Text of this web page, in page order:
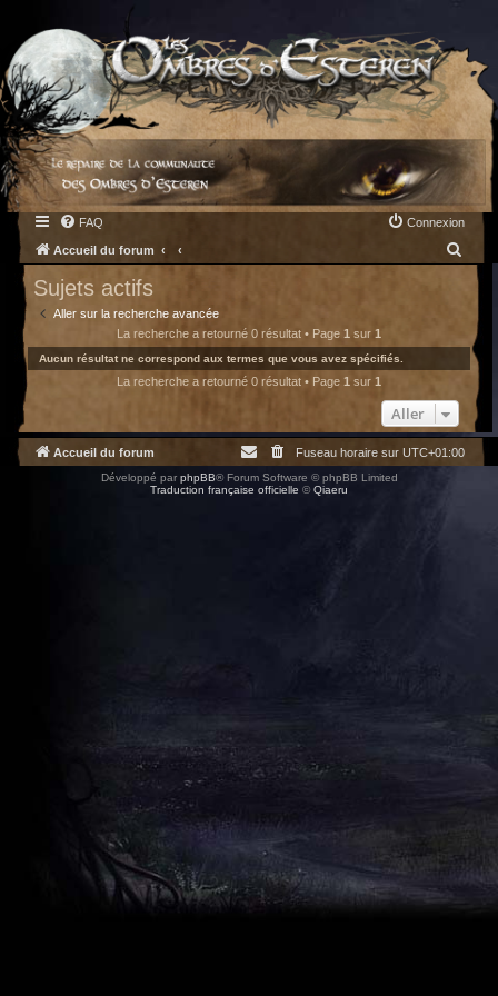
FAQ Connexion
Accueil du forum
h
Sujets actifs
Aller sur la recherche avancée
La recherche a retourné 0 résultat • Page 1 sur 1
Aucun résultat ne correspond aux termes que vous avez spécifiés.
La recherche a retourné 0 résultat • Page 1 sur 1
Aller
Accueil du forum Fuseau horaire sur UTC+01:00
Développé par phpBB® Forum Software © phpBB Limited
Traduction française officielle ©Qiaeru